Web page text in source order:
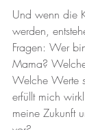
Und wenn die
werden,
Fragen: Wer
Mama?
Welche Werte
erfüllt mich
meine Zukunft